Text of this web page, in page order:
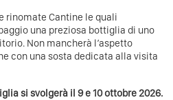
rinomate Cantine le quali
una preziosa bottiglia di uno
Non mancherà l’aspetto
con una sosta dedicata alla visita
si svolgerà il 9 e 10 ottobre 2026.